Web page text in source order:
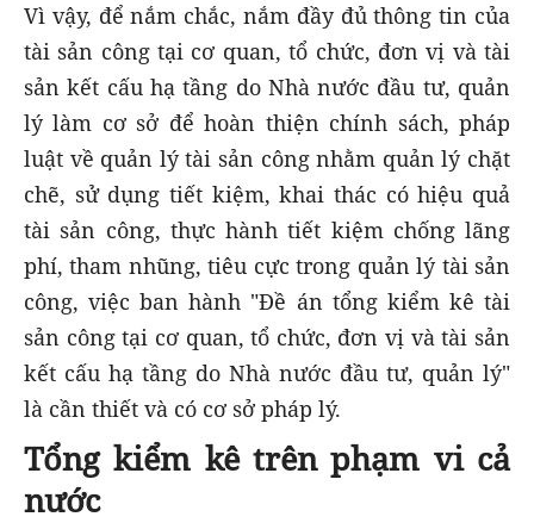
Vì vậy, để nắm chắc, nắm đầy đủ thông tin của
tài sản công tại cơ quan, tổ chức, đơn vị và tài
sản kết cấu hạ tầng do Nhà nước đầu tư, quản
lý làm cơ sở để hoàn thiện chính sách, pháp
luật về quản lý tài sản công nhằm quản lý chặt
chẽ, sử dụng tiết kiệm, khai thác có hiệu quả
tài sản công, thực hành tiết kiệm chống lãng
phí, tham nhũng, tiêu cực trong quản lý tài sản
công, việc ban hành "Đề án tổng kiểm kê tài
sản công tại cơ quan, tổ chức, đơn vị và tài sản
kết cấu hạ tầng do Nhà nước đầu tư, quản lý"
là cần thiết và có cơ sở pháp lý.
Tổng kiểm kê trên phạm vi cả
nước